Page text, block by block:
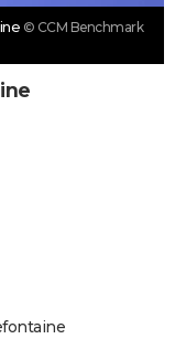
© CCM Benchmark